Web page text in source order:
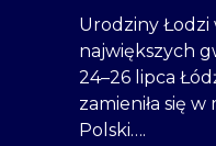
Urodziny Łodzi
największych
24–26 lipca
zamieniła się
Polski….